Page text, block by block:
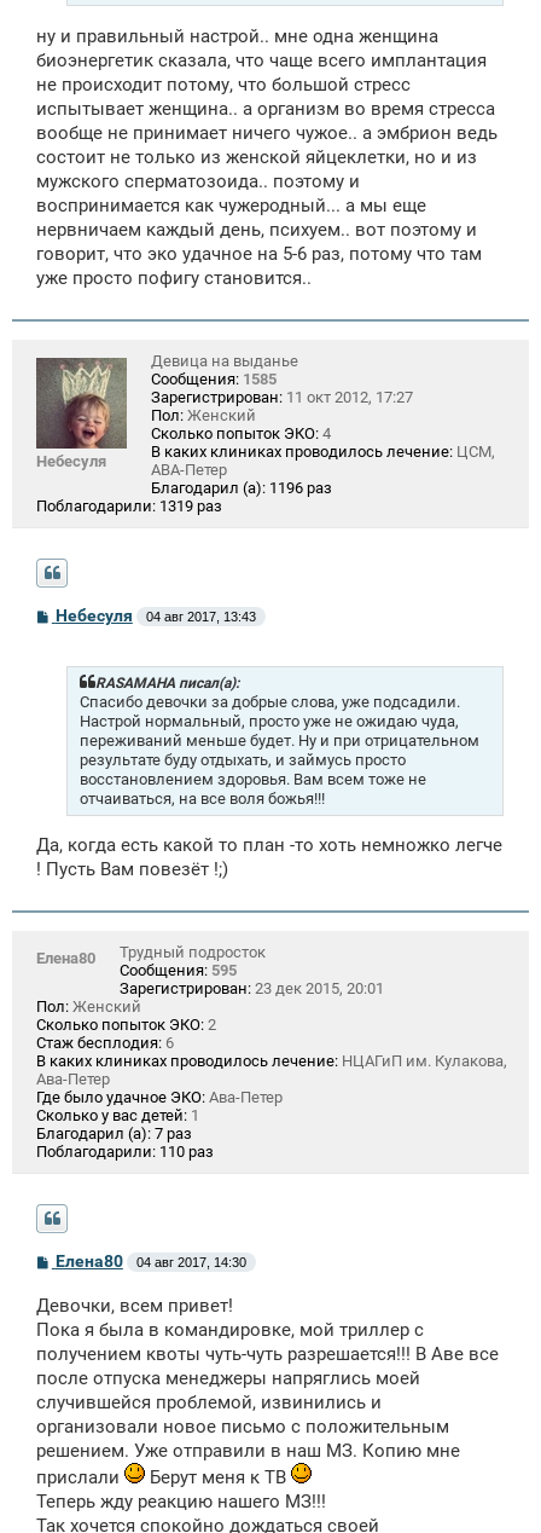
ну и правильный настрой.. мне одна женщина
биоэнергетик сказала, что чаще всего имплантация
не происходит потому, что большой стресс
испытывает женщина.. а организм во время стресса
вообще не принимает ничего чужое.. а эмбрион ведь
состоит не только из женской яйцеклетки, но и из
мужского сперматозоида.. поэтому и
воспринимается как чужеродный... а мы еще
нервничаем каждый день, психуем.. вот поэтому и
говорит, что эко удачное на 5-6 раз, потому что там
уже просто пофигу становится..
Небесуля
Девица на выданье
Сообщения: 1585
Зарегистрирован: 11 окт 2012, 17:27
Пол: Женский
Сколько попыток ЭКО: 4
В каких клиниках проводилось лечение: ЦСМ,
АВА-Петер
Благодарил (а): 1196 раз
Поблагодарили: 1319 раз
СНебесуля 04 авг 2017, 13:43
RASAMAHA писал(а):
Спасибо девочки за добрые слова, уже подсадили.
Настрой нормальный, просто уже не ожидаю чуда,
переживаний меньше будет. Ну и при отрицательном
результате буду отдыхать, и займусь просто
восстановлением здоровья. Вам всем тоже не
отчаиваться, на все воля божья!!!
Да, когда есть какой то план -то хоть немножко легче
! Пусть Вам повезёт !;)
Елена80
Трудный подросток
Сообщения: 595
Зарегистрирован: 23 дек 2015, 20:01
Пол: Женский
Сколько попыток ЭКО: 2
Стаж бесплодия: 6
В каких клиниках проводилось лечение: НЦАГиП им. Кулакова,
Ава-Петер
Где было удачное ЭКО: Ава-Петер
Сколько у вас детей: 1
Благодарил (а): 7 раз
Поблагодарили: 110 раз
С
б
щ
н
и
Елена80 04 авг 2017, 14:30
Девочки, всем привет!
Пока я была в командировке, мой триллер с
получением квоты чуть-чуть разрешается!!! В Аве все
после отпуска менеджеры напряглись моей
случившейся проблемой, извинились и
организовали новое письмо с положительным
решением. Уже отправили в наш МЗ. Копию мне
прислали
Берут меня к ТВ
Теперь жду реакцию нашего МЗ!!!
Так хочется спокойно дождаться своей